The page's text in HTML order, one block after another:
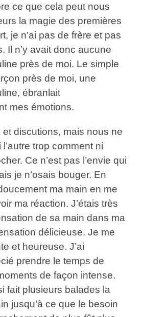
ce que cela peut nous
la magie des premières
je n’ai pas de frère et pas
Il n’y avait donc aucune
près de moi. Le simple
près de moi, une
ébranlait
mes émotions.
discutions, mais nous ne
l’autre trop comment ni
Ce n’est pas l’envie qui
je n’osais bouger. En
ma main en me
ma réaction. J’étais très
de sa main dans ma
délicieuse. Je me
et heureuse. J’ai
prendre le temps de
de façon intense.
fait plusieurs balades la
jusqu’à ce que le besoin